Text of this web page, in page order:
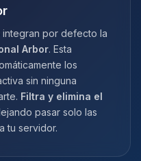
integran por defecto la
Arbor. Esta
los
sin ninguna
Filtra y elimina el
pasar solo las
tu servidor.